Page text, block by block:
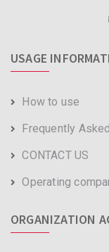
USAGE
How to use
Frequently
CONTACT US
Operating
ORGANIZATION